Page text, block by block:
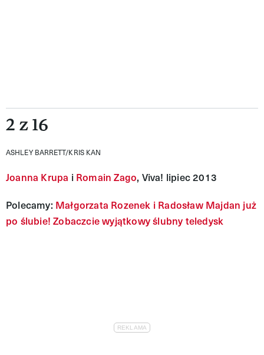
2 z 16
ASHLEY BARRETT/KRIS KAN
Joanna Krupa i Romain Zago, Viva! lipiec 2013
Polecamy: Małgorzata Rozenek i Radosław Majdan już
po ślubie! Zobaczcie wyjątkowy ślubny teledysk